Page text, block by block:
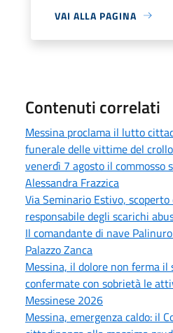
VAI ALLA PAGINA
Contenuti correlati
Messina proclama il lutto
funerale delle vittime del
venerdì 7 agosto il commosso
Alessandra Frazzica
Via Seminario Estivo,
responsabile degli scarichi
Il comandante di nave
Palazzo Zanca
Messina, il dolore non ferma il
confermate con sobrietà le
Messinese 2026
Messina, emergenza caldo: il